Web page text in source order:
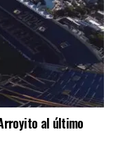
al último